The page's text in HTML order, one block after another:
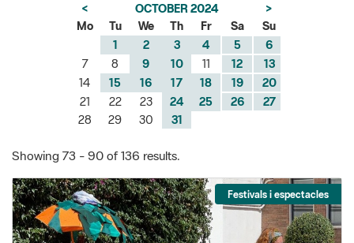
< OCTOBER 2024
>
Mo
Tu We Th Fr Sa
Su
1
2 3 4 5
6
7
8 9 10 11 12
13
14
15 16 17 18 19
20
21
22 23 24 25 26
27
28
29 30 31
Showing 73 - 90 of 136 results.
Festivals i espectacles